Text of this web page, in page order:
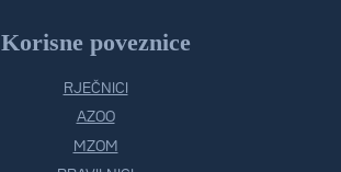
Korisne poveznice
RJEČNICI
AZOO
MZOM